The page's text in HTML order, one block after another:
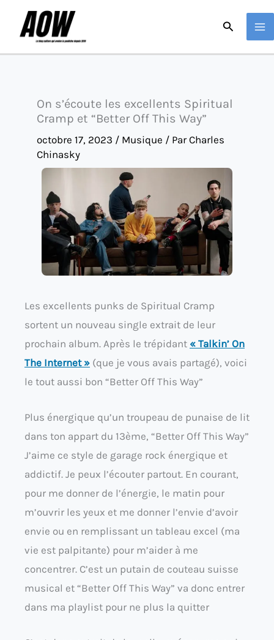
On s’écoute les excellents Spiritual
Cramp et “Better Off This Way”
octobre 17, 2023 / Musique / ParCharles
Chinasky
Les excellents punks de Spiritual Cramp
sortent un nouveau single extrait de leur
prochain album. Après le trépidant « Talkin’ On
The Internet » (que je vous avais partagé), voici
le tout aussi bon “Better Off This Way”
Plus énergique qu’un troupeau de punaise de lit
dans ton appart du 13ème, “Better Off This Way”
J’aime ce style de garage rock énergique et
addictif. Je peux l’écouter partout. En courant,
pour me donner de l’énergie, le matin pour
m’ouvrir les yeux et me donner l’envie d’avoir
envie ou en remplissant un tableau excel (ma
vie est palpitante) pour m’aider à me
concentrer. C’est un putain de couteau suisse
musical et “Better Off This Way” va donc entrer
dans ma playlist pour ne plus la quitter